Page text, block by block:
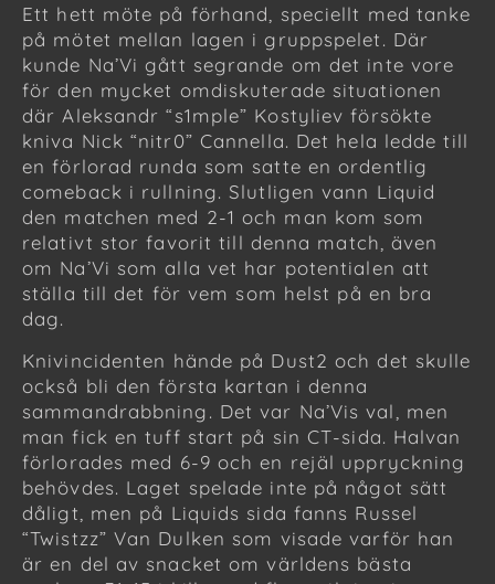
Ett hett möte på förhand, speciellt med tanke
på mötet mellan lagen i gruppspelet. Där
kunde Na’Vi gått segrande om det inte vore
för den mycket omdiskuterade situationen
där Aleksandr “s1mple” Kostyliev försökte
kniva Nick “nitr0” Cannella. Det hela ledde till
en förlorad runda som satte en ordentlig
comeback i rullning. Slutligen vann Liquid
den matchen med 2-1 och man kom som
relativt stor favorit till denna match, även
om Na’Vi som alla vet har potentialen att
ställa till det för vem som helst på en bra
dag.
Knivincidenten hände på Dust2 och det skulle
också bli den första kartan i denna
sammandrabbning. Det var Na’Vis val, men
man fick en tuff start på sin CT-sida. Halvan
förlorades med 6-9 och en rejäl uppryckning
behövdes. Laget spelade inte på något sätt
dåligt, men på Liquids sida fanns Russel
“Twistzz” Van Dulken som visade varför han
är en del av snacket om världens bästa